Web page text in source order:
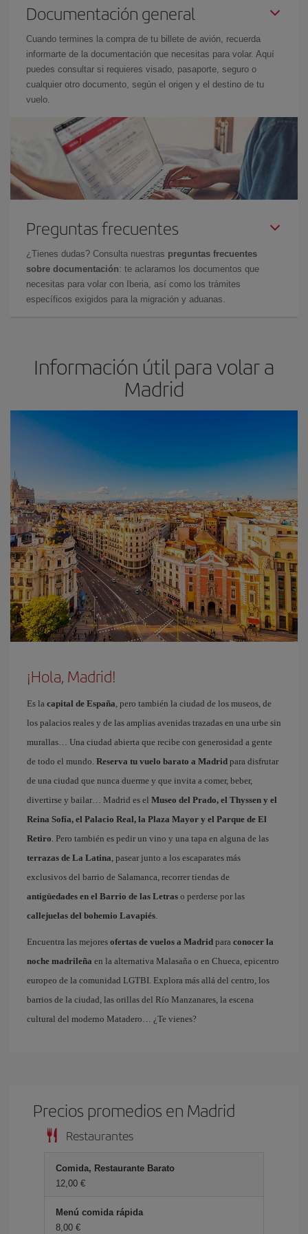
Documentación general
Cuando termines la compra de tu billete de avión, recuerda
informarte de la documentación que necesitas para volar. Aquí
puedes consultar si requieres visado, pasaporte, seguro o
cualquier otro documento, según el origen y el destino de tu
vuelo.
Preguntas frecuentes
¿Tienes dudas? Consulta nuestras preguntas frecuentes
sobre documentación: te aclaramos los documentos que
necesitas para volar con Iberia, así como los trámites
específicos exigidos para la migración y aduanas.
Información útil para volar a
Madrid
¡Hola, Madrid!
Es la capital de España, pero también la ciudad de los museos, de
los palacios reales y de las amplias avenidas trazadas en una urbe sin
murallas… Una ciudad abierta que recibe con generosidad a gente
de todo el mundo. Reserva tu vuelo barato a Madrid para disfrutar
de una ciudad que nunca duerme y que invita a comer, beber,
divertirse y bailar… Madrid es el Museo del Prado, el Thyssen y el
Reina Sofía, el Palacio Real, la Plaza Mayor y el Parque de El
Retiro. Pero también es pedir un vino y una tapa en alguna de las
terrazas de La Latina, pasear junto a los escaparates más
exclusivos del barrio de Salamanca, recorrer tiendas de
antigüedades en el Barrio de las Letras o perderse por las
callejuelas del bohemio Lavapiés.
Encuentra las mejores ofertas de vuelos a Madrid para conocer la
noche madrileña en la alternativa Malasaña o en Chueca, epicentro
europeo de la comunidad LGTBI. Explora más allá del centro, los
barrios de la ciudad, las orillas del Río Manzanares, la escena
cultural del moderno Matadero… ¿Te vienes?
Precios promedios en Madrid
Restaurantes
Comida, Restaurante Barato
12,00 €
Menú comida rápida
8,00 €